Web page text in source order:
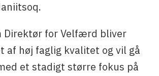
Direktør for Velfærd bliver
af høj faglig kvalitet og vil gå
et stadigt større fokus på